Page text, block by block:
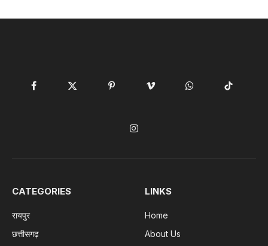
FacebookX
Pinterest Vimeo WhatsAppTikTok
Instagram
CATEGORIES
रायपुर
छत्तीसगढ़
LINKS
Home
About Us